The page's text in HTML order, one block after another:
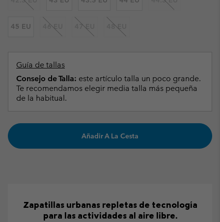
45 EU 46 EU 47 EU 48 EU
Guía de tallas
Consejo de Talla: este artículo talla un poco grande.
Te recomendamos elegir media talla más pequeña
de la habitual.
Añadir A La Cesta
Zapatillas urbanas repletas de tecnología
para las actividades al aire libre.